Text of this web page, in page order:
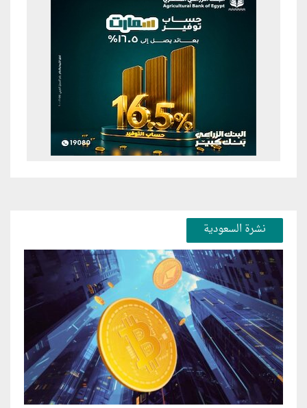
نشرة السعودية